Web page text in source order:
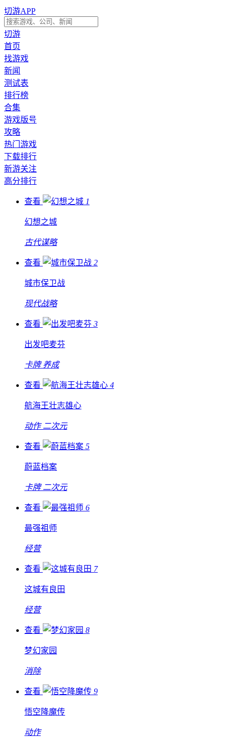
切游APP
切游
首页
找游戏
新闻
测试表
排行榜
合集
游戏版号
攻略
热门游戏
下载排行
新游关注
高分排行
查看 1
幻想之城
古代谋略
查看 2
城市保卫战
现代战略
查看 3
出发吧麦芬
卡牌 养成
查看 4
航海王壮志雄心
动作 二次元
查看 5
蔚蓝档案
卡牌 二次元
查看 6
最强祖师
经营
查看 7
这城有良田
经营
查看 8
梦幻家园
消除
查看 9
悟空降魔传
动作